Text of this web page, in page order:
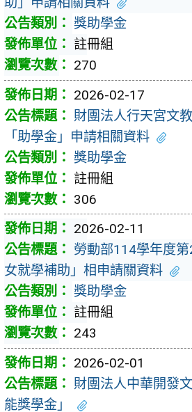
獎助學金
註冊組
270
2026-02-17
財團法人行天宮文
「助學金」申請相關資料
獎助學金
註冊組
306
2026-02-11
勞動部114學年度
女就學補助」相申請關資料
獎助學金
註冊組
243
2026-02-01
財團法人中華開發
能獎學金」